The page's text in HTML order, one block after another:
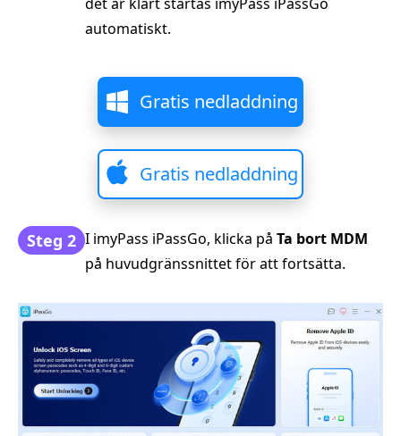
automatiskt.
Gratis nedladdning
Gratis nedladdning
Steg 2 I imyPass iPassGo, klicka på Ta bort MDM
på huvudgränssnittet för att fortsätta.